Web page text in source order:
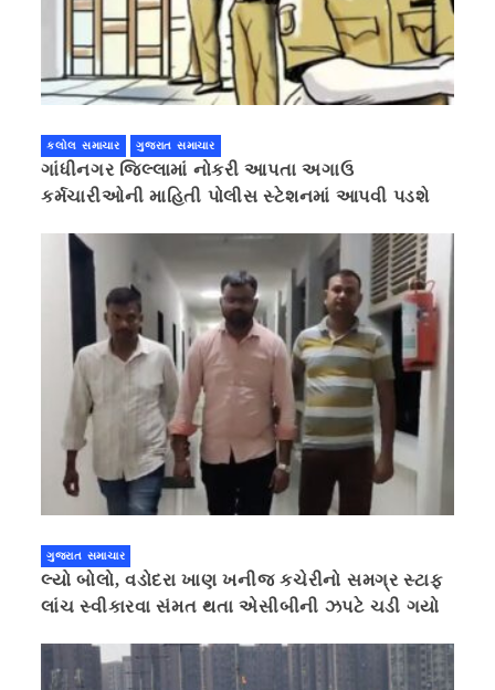
કલોલ સમાચાર ગુજરાત સમાચાર
ગાંધીનગર જિલ્લામાં નોકરી આપતા અગાઉ
કર્મચારીઓની માહિતી પોલીસ સ્ટેશનમાં આપવી પડશે
ગુજરાત સમાચાર
લ્યો બોલો, વડોદરા ખાણ ખનીજ કચેરીનો સમગ્ર સ્ટાફ
લાંચ સ્વીકારવા સંમત થતા એસીબીની ઝપટે ચડી ગયો